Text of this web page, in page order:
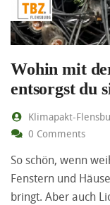
Wohin mit
entsorgst du
Klimapakt-
0 Comments
So schön, wenn
Fenstern und
bringt. Aber auch